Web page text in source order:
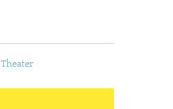
Theater